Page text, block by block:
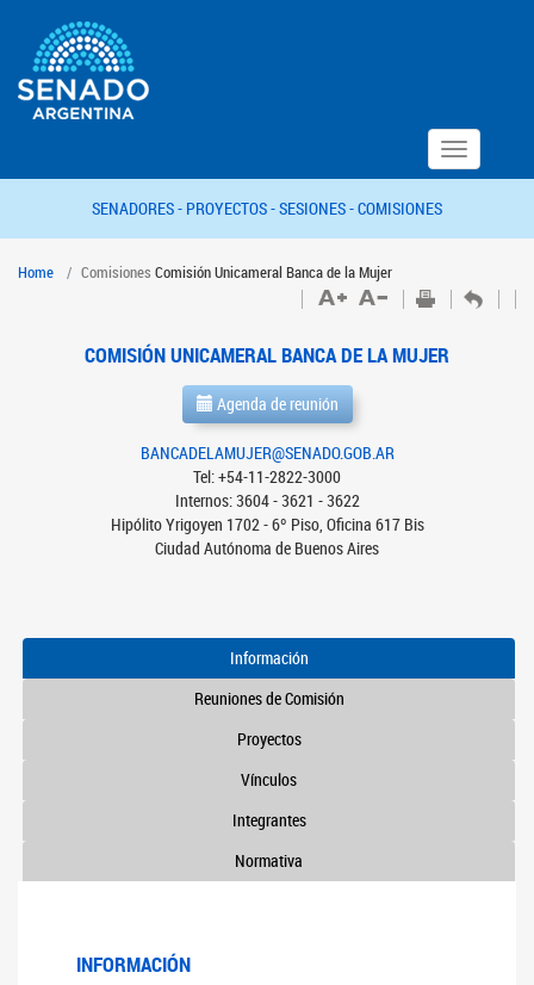
Toggle
navigation
SENADORES - PROYECTOS -SESIONES -COMISIONES
Home Comisiones Comisión Unicameral Banca de la Mujer
COMISIÓN UNICAMERAL BANCA DE LA MUJER
Agenda de reunión
BANCADELAMUJER@SENADO.GOB.AR
Tel: +54-11-2822-3000
Internos: 3604 - 3621 - 3622
Hipólito Yrigoyen 1702 - 6º Piso, Oficina 617 Bis
Ciudad Autónoma de Buenos Aires
Información
Reuniones de Comisión
Proyectos
Vínculos
Integrantes
Normativa
INFORMACIÓN